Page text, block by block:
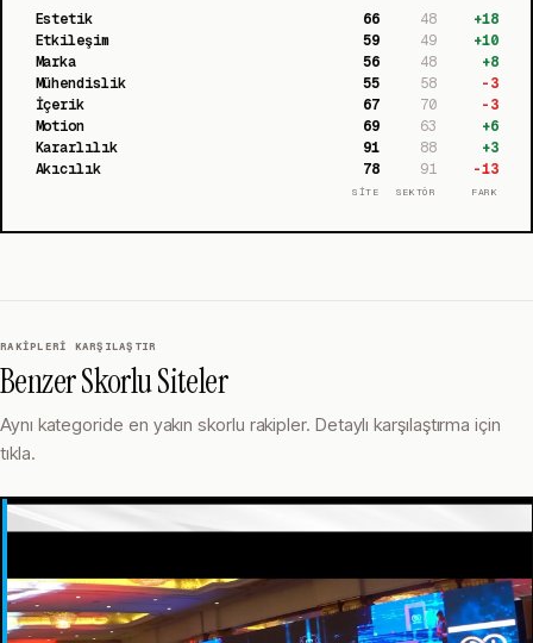
Estetik 66 48 +18
Etkileşim
59 49 +10
Marka
56 48 +8
Mühendislik
55 58
-3
İçerik
67 70
-3
Motion
69 63 +6
Kararlılık
91 88 +3
Akıcılık
78 91 -13
SİTE SEKTÖR FARK
RAKIPLERI KARŞILAŞTIR
Benzer Skorlu Siteler
Aynı kategoride en yakın skorlu rakipler. Detaylı karşılaştırma için
tıkla.